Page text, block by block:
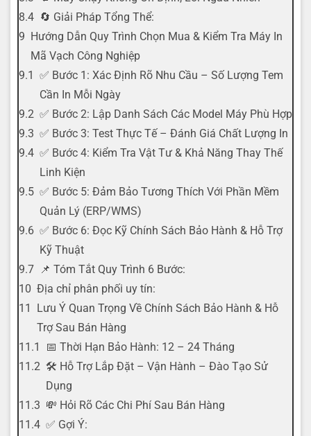
🔄 Giải Pháp Tổng Thể:
Hướng Dẫn Quy Trình Chọn Mua & Kiểm Tra Máy In
Mã Vạch Công Nghiệp
✅ Bước 1: Xác Định Rõ Nhu Cầu – Số Lượng Tem
Cần In Mỗi Ngày
✅ Bước 2: Lập Danh Sách Các Model Máy Phù Hợp
✅ Bước 3: Test Thực Tế – Đánh Giá Chất Lượng In
✅ Bước 4: Kiểm Tra Vật Tư & Khả Năng Thay Thế
Linh Kiện
✅ Bước 5: Đảm Bảo Tương Thích Với Phần Mềm
Quản Lý (ERP/WMS)
✅ Bước 6: Đọc Kỹ Chính Sách Bảo Hành & Hỗ Trợ
Kỹ Thuật
📌 Tóm Tắt Quy Trình 6 Bước:
Địa chỉ phân phối uy tín:
Lưu Ý Quan Trọng Về Chính Sách Bảo Hành & Hỗ
Trợ Sau Bán Hàng
📅 Thời Hạn Bảo Hành: 12 – 24 Tháng
🛠️ Hỗ Trợ Lắp Đặt – Vận Hành – Đào Tạo Sử
Dụng
💸 Hỏi Rõ Các Chi Phí Sau Bán Hàng
✅ Gợi Ý: